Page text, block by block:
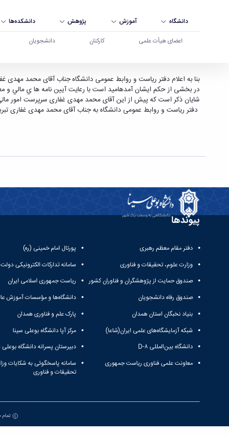
دانشگاه آموزش پژوهش دانشکده‌ها
اعضای هیأت علمی کارکنان دانشجویان
انتصاب مدیر امور مالی دانشگاه - دانشگاه بوعلی
بنا به اعلام دفتر ریاست و روابط عمومی دانشگاه جناب آقای محمد
در بخشی از حکم ایشان آمدهاميد است با رعايت آيين نامه ها ي مالي و
شایان ذکر است که پیش از این آقای محمد مهدی غفاری سرپرست امور
دفتر ریاست و روابط عمومی دانشگاه به جناب آقای محمد مهدی غفاری
پیوندها
دفتر مقام معظم رهبری
وزارت علوم، تحقیقات و فناوری
صندوق حمایت از پژوهشگران و فناوران کشور
صندوق رفاه دانشجویان
بنیاد نخبگان استان همدان
شبکه آزمایشگاه‌های علمی ایران(شاعا)
دانشگاه بین‌المللی D-۸
معاونت علمی فناوری ریاست جمهوری
پورتال امام خمینی (ره)
سامانه تدارکات الکترونیکی دولت
ریاست جمهوری اسلامی ایران
دانشگاه‌ها و مؤسسات آموزش
پارک علم و فناوری همدان
مرکز آپا دانشگاه بوعلی سینا
دبیرستان پسرانه دانشگاه بوعلی
سامانه پاسخگوئی به شکایات
تحقیقات و فناوری